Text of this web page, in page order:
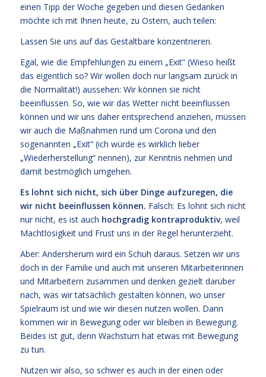
einen Tipp der Woche gegeben und diesen Gedanken
möchte ich mit Ihnen heute, zu Ostern, auch teilen:
Lassen Sie uns auf das Gestaltbare konzentrieren.
Egal, wie die Empfehlungen zu einem „Exit“ (Wieso heißt
das eigentlich so? Wir wollen doch nur langsam zurück in
die Normalität!) aussehen: Wir können sie nicht
beeinflussen. So, wie wir das Wetter nicht beeinflussen
können und wir uns daher entsprechend anziehen, müssen
wir auch die Maßnahmen rund um Corona und den
sogenannten „Exit“ (ich würde es wirklich lieber
„Wiederherstellung“ nennen), zur Kenntnis nehmen und
damit bestmöglich umgehen.
Es lohnt sich nicht, sich über Dinge aufzuregen, die
wir nicht beeinflussen können. Falsch: Es lohnt sich nicht
nur nicht, es ist auch hochgradig kontraproduktiv, weil
Machtlosigkeit und Frust uns in der Regel herunterzieht.
Aber: Andersherum wird ein Schuh daraus. Setzen wir uns
doch in der Familie und auch mit unseren Mitarbeiterinnen
und Mitarbeitern zusammen und denken gezielt darüber
nach, was wir tatsächlich gestalten können, wo unser
Spielraum ist und wie wir diesen nutzen wollen. Dann
kommen wir in Bewegung oder wir bleiben in Bewegung.
Beides ist gut, denn Wachstum hat etwas mit Bewegung
zu tun.
Nutzen wir also, so schwer es auch in der einen oder